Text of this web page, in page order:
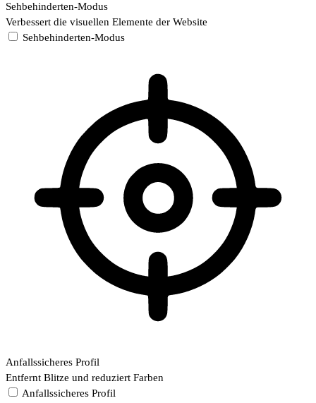
Sehbehinderten-Modus
Verbessert die visuellen Elemente der Website
Sehbehinderten-Modus
Anfallssicheres Profil
Entfernt Blitze und reduziert Farben
Anfallssicheres Profil